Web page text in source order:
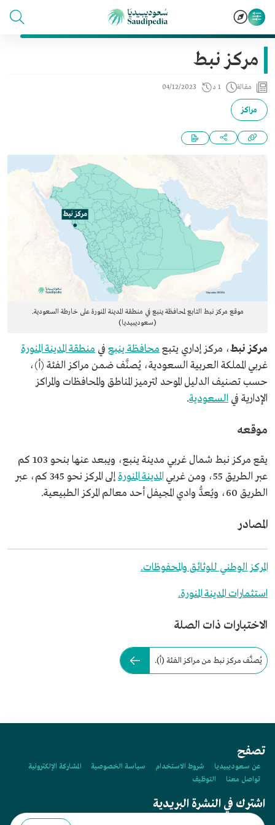
مركز نبط
مقالة 1 د 04/12/2023
مراكز
موقع مركز نبط التابع لمحافظة ينبع في منطقة المدينة المنورة على خارطة السعودية.
(سعوديبيديا)
مركز نبط، مركز إداري يتبع محافظة ينبع في منطقة المدينة المنورة
غربي المملكة العربية السعودية، يُصنَّف ضمن مراكز الفئة (أ)،
حسب تصنيف الدليل الموحد لترميز المناطق والمحافظات والمراكز
الإدارية في السعودية.
موقعه
يقع مركز نبط شمال غربي مدينة ينبع، ويبعد عنها بنحو 103 كم
عبر الطريق 55، ومن غربي
المدينة المنورة
إلى المركز نحو 345 كم، عبر
الطريق 60، ويُعدُّ وادي المجيفل أحد معالم المركز الطبيعية.
المصادر
المركز الوطني للوثائق والمحفوظات.
استثمارات المدينة المنورة.
الاختبارات ذات الصلة
يُصنَّف مركز نبط من مراكز الفئة (أ).
تصفح
عن سعوديبيديا شروط الاستخدام سياسة الخصوصية
المشاركة الإلكترونية
تواصل معنا
التوظيف
اشترك في النشرة البريدية